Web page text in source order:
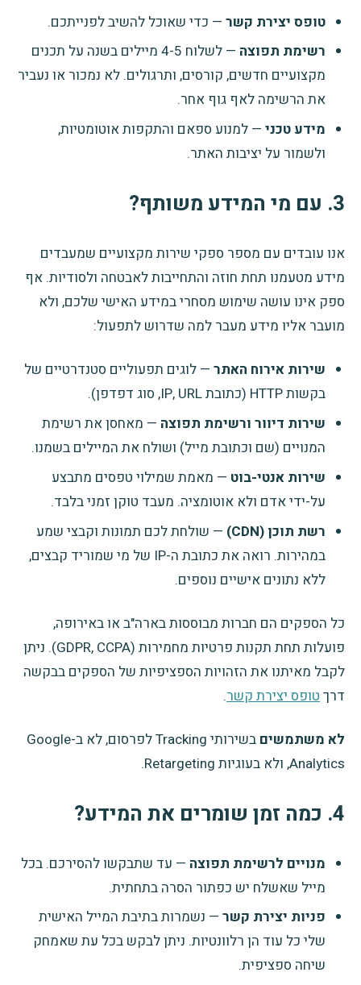
טופס יצירת קשר — כדי שאוכל להשיב לפנייתכם.
רשימת תפוצה
— לשלוח 4-5 מיילים בשנה על תכנים
מקצועיים חדשים, קורסים, ותרגולים. לא נמכור או נעביר
את הרשימה לאף גוף אחר.
מידע טכני — למנוע ספאם והתקפות אוטומטיות,
ולשמור על יציבות האתר.
3. עם מי המידע משותף?
אנו עובדים עם מספר ספקי שירות מקצועיים שמעבדים
מידע מטעמנו תחת חוזה והתחייבות לאבטחה ולסודיות. אף
ספק אינו עושה שימוש מסחרי במידע האישי שלכם, ולא
מועבר אליו מידע מעבר למה שדרוש לתפעול:
שירות אירוח האתר — לוגים תפעוליים סטנדרטיים של
בקשות HTTP (כתובת IP, URL, סוג דפדפן).
שירות דיוור ורשימת תפוצה — מאחסן את רשימת
המנויים (שם וכתובת מייל) ושולח את המיילים בשמנו.
שירות אנטי-בוט — מאמת שמילוי טפסים מתבצע
על-ידי אדם ולא אוטומציה. מעבד טוקן זמני בלבד.
רשת תוכן (CDN)
— שולחת לכם תמונות וקבצי שמע
במהירות. רואה את כתובת ה-IP של מי שמוריד קבצים,
ללא נתונים אישיים נוספים.
כל הספקים הם חברות מבוססות בארה"ב או באירופה,
פועלות תחת תקנות פרטיות מחמירות (GDPR, CCPA). ניתן
לקבל מאיתנו את הזהויות הספציפיות של הספקים בבקשה
דרך טופס יצירת קשר.
לא משתמשים
בשירותי Tracking לפרסום, לא ב-Google
Analytics, ולא בעוגיות Retargeting.
4. כמה זמן שומרים את המידע?
מנויים לרשימת תפוצה — עד שתבקשו להסירכם. בכל
מייל שאשלח יש כפתור הסרה בתחתית.
פניות יצירת קשר — נשמרות בתיבת המייל האישית
שלי כל עוד הן רלוונטיות. ניתן לבקש בכל עת שאמחק
שיחה ספציפית.